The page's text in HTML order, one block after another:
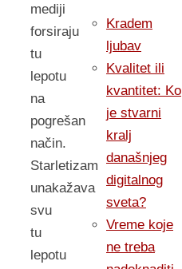
mediji
forsiraju
tu
lepotu
na
pogrešan
način.
Starletizam
unakažava
svu
tu
lepotu
Kradem
ljubav
Kvalitet ili
kvantitet: Ko
je stvarni
kralj
današnjeg
digitalnog
sveta?
Vreme koje
ne treba